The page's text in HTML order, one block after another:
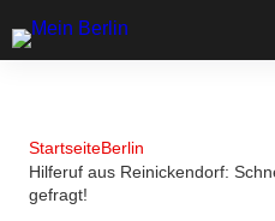
StartseiteBerlin
Hilferuf aus Reinickendorf:
gefragt!